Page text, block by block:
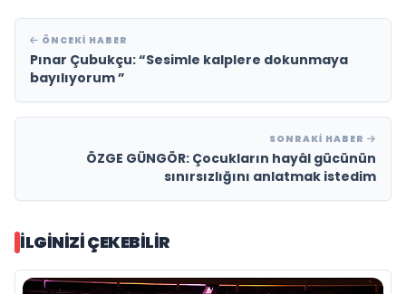
ÖNCEKI HABER
Pınar Çubukçu: “Sesimle kalplere dokunmaya
bayılıyorum ”
SONRAKI HABER
ÖZGE GÜNGÖR: Çocukların hayâl gücünün
sınırsızlığını anlatmak istedim
İLGINIZI ÇEKEBILIR